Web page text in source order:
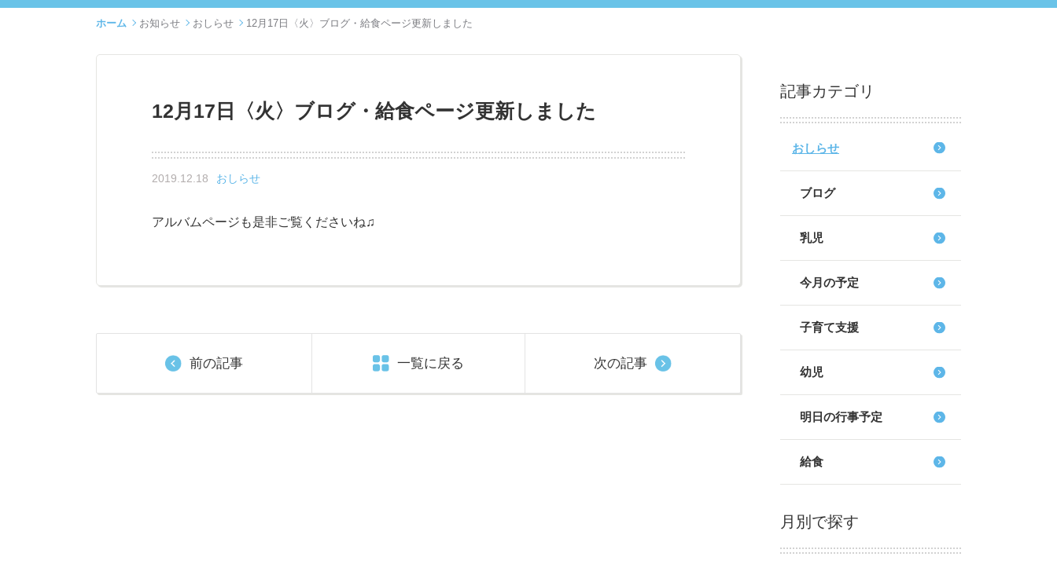
ホーム お知らせ おしらせ 12月17日〈火〉ブログ・給食ページ更新しました
12月17日〈火〉ブログ・給食ページ更新しました
2019.12.18 おしらせ
アルバムページも是非ご覧くださいね♫
前の記事 一覧に戻る 次の記事
記事カテゴリ
おしらせ
ブログ
乳児
今月の予定
子育て支援
幼児
明日の行事予定
給食
月別で探す